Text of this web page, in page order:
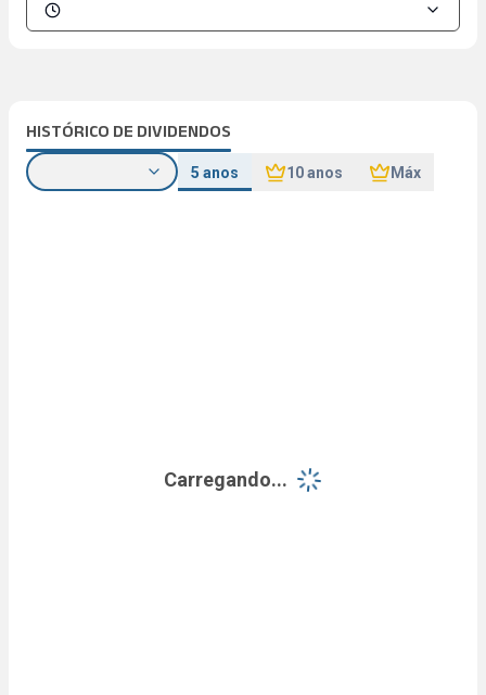
HISTÓRICO DE DIVIDENDOS
5 anos 10 anos Máx
Carregando...